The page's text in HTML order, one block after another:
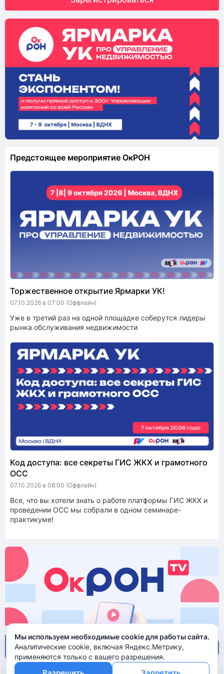
Визуальный порядок заметен сразу: меньше
мусора, запахов и жалоб.
Для управляющих компаний это не только способ
сэкономить на вывозе ТКО, но и инструмент
формирования доверия со стороны жильцов и
проверяющих. Ведь чистота и рациональность
сегодня- часть профессиональной культуры
управления.
WastePro 1100- инженерный минимализм,
доведённый до экономического и экологического
https://wastepro.su/
Предстоящее мероприятие ОкРОН
Торжественное открытие Ярмарки УК!
07.10.2026 в 07:00 (Оффлайн)
Уже в третий раз на одной площадке соберутся лидеры
рынка обслуживания недвижимости
Код доступа: все секреты ГИС ЖКХ и грамотного
ОСС
07.10.2026 в 08:00 (Оффлайн)
Все, что вы хотели знать о работе платформы ГИС ЖКХ и
проведении ОСС мы собрали в одном семинаре-
практикуме!
Мы используем необходимые cookie для работы сайта.
Аналитические cookie, включая Яндекс.Метрику,
применяются только с вашего разрешения.